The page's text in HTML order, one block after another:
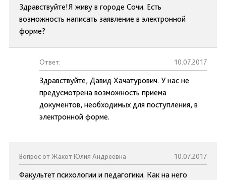
Здравствуйте!Я живу в городе Сочи. Есть
возможность написать заявление в электронной
форме?
Ответ: 10.07.2017
Здравствуйте, Давид Хачатурович. У нас не
предусмотрена возможность приема
документов, необходимых для поступления, в
электронной форме.
Вопрос от Жакот Юлия Андреевна 10.07.2017
Факультет психологии и педагогики. Как на него